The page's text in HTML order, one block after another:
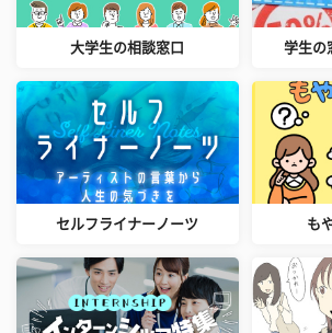
大学生の相談窓口 学生の
セルフライナーノーツ も